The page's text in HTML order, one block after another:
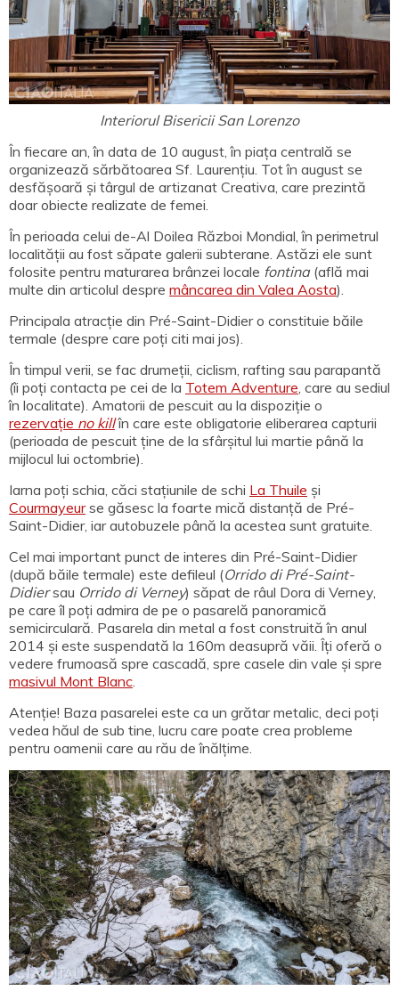
Interiorul Bisericii San Lorenzo
În fiecare an, în data de 10 august, în piața centrală se
organizează sărbătoarea Sf. Laurențiu. Tot în august se
desfășoară și târgul de artizanat Creativa, care prezintă
doar obiecte realizate de femei.
În perioada celui de-Al Doilea Război Mondial, în perimetrul
localității au fost săpate galerii subterane. Astăzi ele sunt
folosite pentru maturarea brânzei locale fontina(află mai
multe din articolul despre mâncarea din Valea Aosta).
Principala atracție din Pré-Saint-Didier o constituie băile
termale (despre care poți citi mai jos).
În timpul verii, se fac drumeții, ciclism, rafting sau parapantă
(îi poți contacta pe cei de la Totem Adventure , care au sediul
în localitate). Amatorii de pescuit au la dispoziție o
rezervație no killîn care este obligatorie eliberarea capturii
(perioada de pescuit ține de la sfârșitul lui martie până la
mijlocul lui octombrie).
Iarna poți schia, căci stațiunile de schi La Thuile și
Courmayeurse găsesc la foarte mică distanță de Pré-
Saint-Didier, iar autobuzele până la acestea sunt gratuite.
Cel mai important punct de interes din Pré-Saint-Didier
(după băile termale) este defileul (Orrido di Pré-Saint-
Didiersau Orrido di Verney) săpat de râul Dora di Verney,
pe care îl poți admira de pe o pasarelă panoramică
semicirculară. Pasarela din metal a fost construită în anul
2014 și este suspendată la 160m deasupră văii. Îți oferă o
vedere frumoasă spre cascadă, spre casele din vale și spre
masivul Mont Blanc
Atenție! Baza pasarelei este ca un grătar metalic, deci poți
vedea hăul de sub tine, lucru care poate crea probleme
pentru oamenii care au rău de înălțime.